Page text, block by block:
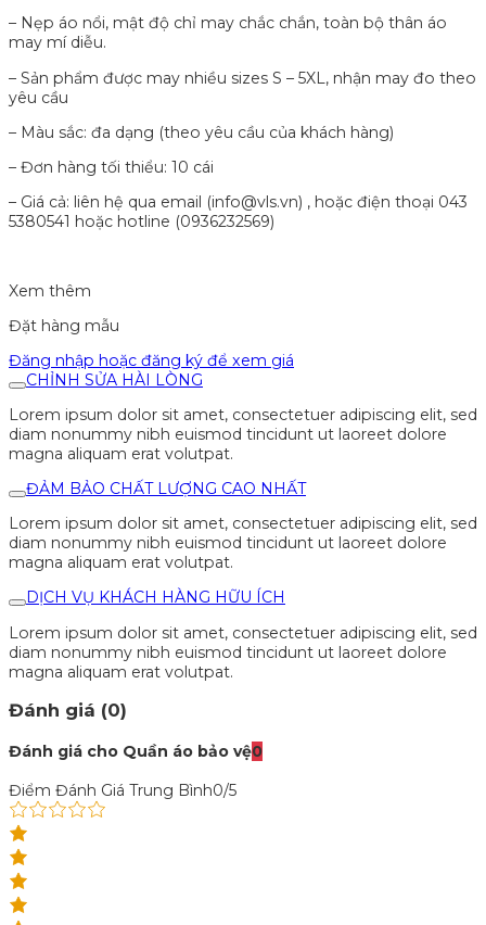
– Nẹp áo nổi, mật độ chỉ may chắc chắn, toàn bộ thân áo
may mí diễu.
– Sản phẩm được may nhiều sizes S – 5XL, nhận may đo theo
yêu cầu
– Màu sắc: đa dạng (theo yêu cầu của khách hàng)
– Đơn hàng tối thiểu: 10 cái
– Giá cả: liên hệ qua email (info@vls.vn) , hoặc điện thoại 043
5380541 hoặc hotline (0936232569)
Xem thêm
Đặt hàng mẫu
Đăng nhập hoặc đăng ký để xem giá
CHỈNH SỬA HÀI LÒNG
Lorem ipsum dolor sit amet, consectetuer adipiscing elit, sed
diam nonummy nibh euismod tincidunt ut laoreet dolore
magna aliquam erat volutpat.
ĐẢM BẢO CHẤT LƯỢNG CAO NHẤT
Lorem ipsum dolor sit amet, consectetuer adipiscing elit, sed
diam nonummy nibh euismod tincidunt ut laoreet dolore
magna aliquam erat volutpat.
DỊCH VỤ KHÁCH HÀNG HỮU ÍCH
Lorem ipsum dolor sit amet, consectetuer adipiscing elit, sed
diam nonummy nibh euismod tincidunt ut laoreet dolore
magna aliquam erat volutpat.
Đánh giá (0)
Đánh giá cho Quần áo bảo vệ0
Điểm Đánh Giá Trung Bình0/5